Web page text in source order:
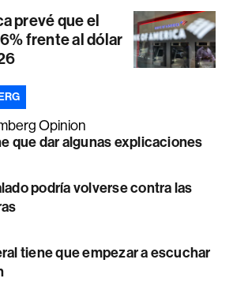
prevé que el
frente al dólar
Opinion
que dar algunas explicaciones
podría volverse contra las
tiene que empezar a escuchar